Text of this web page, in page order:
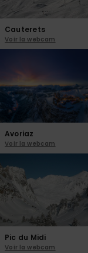
Cauterets
Voir la webcam
Avoriaz
Voir la webcam
Pic du Midi
Voir la webcam